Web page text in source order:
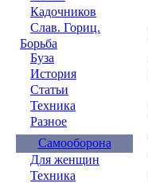
Кадочников
Слав. Гориц.
Борьба
Буза
История
Статьи
Техника
Разное
Самооборона
Для женщин
Техника